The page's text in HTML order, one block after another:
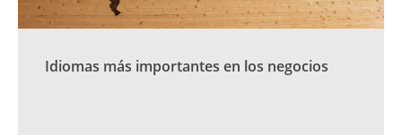
Idiomas más importantes en los negocios